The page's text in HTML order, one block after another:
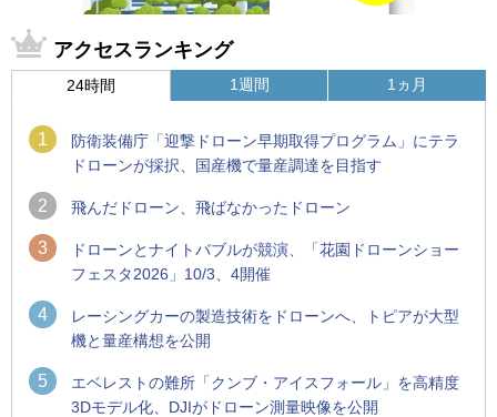
アクセスランキング
24時間
1
防衛装備庁「迎撃ドローン早期取得プログラム」にテラ
ドローンが採択、国産機で量産調達を目指す
2 飛んだドローン、飛ばなかったドローン
3
ドローンとナイトバブルが競演、「花園ドローンショー
フェスタ2026」10/3、4開催
4
レーシングカーの製造技術をドローンへ、トピアが大型
機と量産構想を公開
5
エベレストの難所「クンブ・アイスフォール」を高精度
3Dモデル化、DJIがドローン測量映像を公開
1週間 1ヵ月